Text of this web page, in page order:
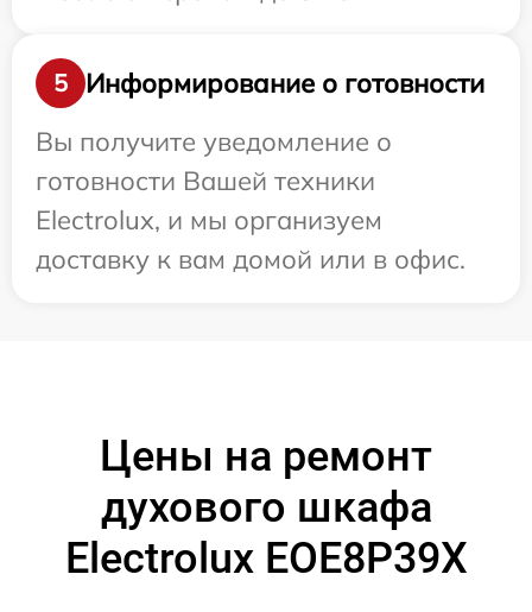
5
Информирование о готовности
Вы получите уведомление о
готовности Вашей техники
Electrolux, и мы организуем
доставку к вам домой или в офис.
Цены на ремонт
духового шкафа
Electrolux EOE8P39X